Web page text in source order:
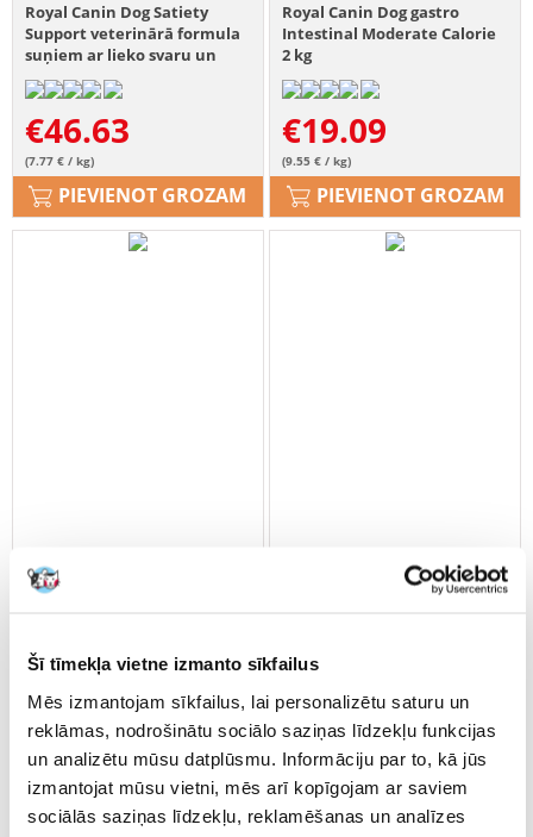
Šī tīmekļa vietne izmanto sīkfailus
Mēs izmantojam sīkfailus, lai personalizētu saturu un
reklāmas, nodrošinātu sociālo saziņas līdzekļu funkcijas
un analizētu mūsu datplūsmu. Informāciju par to, kā jūs
izmantojat mūsu vietni, mēs arī kopīgojam ar saviem
sociālās saziņas līdzekļu, reklamēšanas un analīzes
Royal Canin Dog Satiety
Support veterinārā formula
suņiem ar lieko svaru un
aptaukošanos 6 kg
€46.63
(7.77 € / kg)
PIEVIENOT GROZAM
Royal Canin Dog gastro
Intestinal Moderate Calorie
2 kg
€19.09
(9.55 € / kg)
PIEVIENOT GROZAM
Intestinal 7.5 kg
€54.41
PIEVIENOT GROZAM
€3.58
PIEVIENOT GROZAM